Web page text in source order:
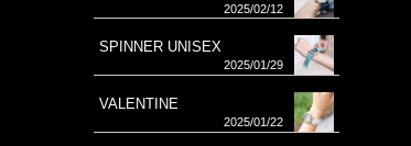
2025/02/12
SPINNER UNISEX
2025/01/29
VALENTINE
2025/01/22